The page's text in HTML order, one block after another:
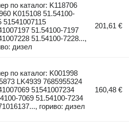
по каталог: K118706
K015108 51.54100-
51541007115
51.54100-7197
51.54100-7228...,
дизел
201,61 €
по каталог: K001998
LK4939 7685955324
51541007234
7069 51.54100-7234
гориво: дизел
160,48 €